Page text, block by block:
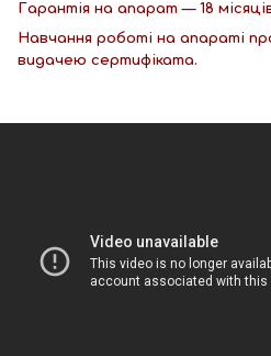
Гарантія на апарат — 18
Навчання роботі на апараті
видачею сертифіката.